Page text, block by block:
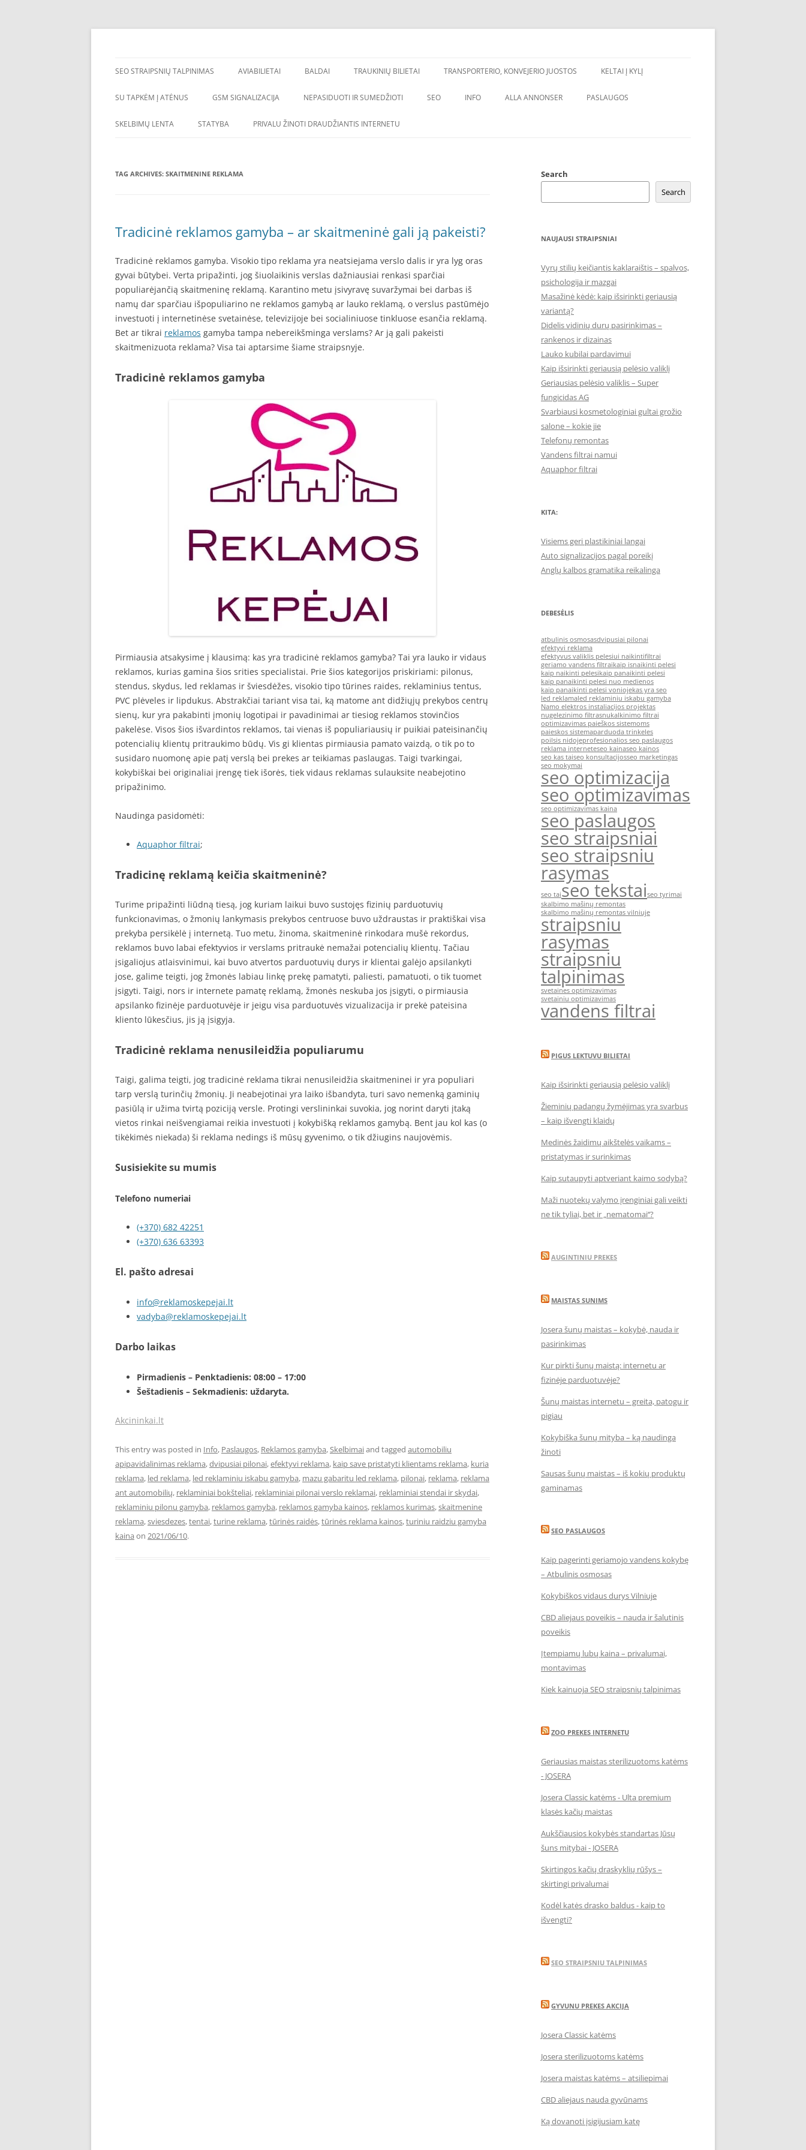
Skip
SEO STRAIPSNIŲ TALPINIMAS AVIABILIETAI BALDAI TRAUKINIŲ BILIETAI TRANSPORTERIO, KONVEJERIO JUOSTOS KELTAI Į KYLĮ
SU TAPKĖM Į ATĖNUS GSM SIGNALIZACIJA NEPASIDUOTI IR SUMEDŽIOTI SEO INFO ALLA ANNONSER PASLAUGOS
SKELBIMŲ LENTA STATYBA PRIVALU ŽINOTI DRAUDŽIANTIS INTERNETU
TAG ARCHIVES: SKAITMENINE REKLAMA
Tradicinė reklamos gamyba – ar skaitmeninė gali ją pakeisti?
Tradicinė reklamos gamyba. Visokio tipo reklama yra neatsiejama verslo dalis ir yra lyg oras
gyvai būtybei. Verta pripažinti, jog šiuolaikinis verslas dažniausiai renkasi sparčiai
populiarėjančią skaitmeninę reklamą. Karantino metu įsivyravę suvaržymai bei darbas iš
namų dar sparčiau išpopuliarino ne reklamos gamybą ar lauko reklamą, o verslus pastūmėjo
investuoti į internetinėse svetainėse, televizijoje bei socialiniuose tinkluose esančia reklamą.
Bet ar tikrai reklamos gamyba tampa nebereikšminga verslams? Ar ją gali pakeisti
skaitmenizuota reklama? Visa tai aptarsime šiame straipsnyje.
Tradicinė reklamos gamyba
Pirmiausia atsakysime į klausimą: kas yra tradicinė reklamos gamyba? Tai yra lauko ir vidaus
reklamos, kurias gamina šios srities specialistai. Prie šios kategorijos priskiriami: pilonus,
stendus, skydus, led reklamas ir šviesdėžes, visokio tipo tūrines raides, reklaminius tentus,
PVC plėveles ir lipdukus. Abstrakčiai tariant visa tai, ką matome ant didžiųjų prekybos centrų
sienų, kur yra pakabinti įmonių logotipai ir pavadinimai ar tiesiog reklamos stovinčios
pakelėse. Visos šios išvardintos reklamos, tai vienas iš populiariausių ir puikiai pateisinančių
potencialių klientų pritraukimo būdų. Vis gi klientas pirmiausia pamato vaizdą, o tik po to
susidaro nuomonę apie patį verslą bei prekes ar teikiamas paslaugas. Taigi tvarkingai,
kokybiškai bei originaliai įrengę tiek išorės, tiek vidaus reklamas sulauksite neabejotino
pripažinimo.
Naudinga pasidomėti:
Aquaphor filtrai;
Tradicinę reklamą keičia skaitmeninė?
Turime pripažinti liūdną tiesą, jog kuriam laikui buvo sustojęs fizinių parduotuvių
funkcionavimas, o žmonių lankymasis prekybos centruose buvo uždraustas ir praktiškai visa
prekyba persikėlė į internetą. Tuo metu, žinoma, skaitmeninė rinkodara mušė rekordus,
reklamos buvo labai efektyvios ir verslams pritraukė nemažai potencialių klientų. Tačiau
įsigaliojus atlaisvinimui, kai buvo atvertos parduotuvių durys ir klientai galėjo apsilankyti
jose, galime teigti, jog žmonės labiau linkę prekę pamatyti, paliesti, pamatuoti, o tik tuomet
įsigyti. Taigi, nors ir internete pamatę reklamą, žmonės neskuba jos įsigyti, o pirmiausia
apsilanko fizinėje parduotuvėje ir jeigu visa parduotuvės vizualizacija ir prekė pateisina
kliento lūkesčius, jis ją įsigyja.
Tradicinė reklama nenusileidžia populiarumu
Taigi, galima teigti, jog tradicinė reklama tikrai nenusileidžia skaitmeninei ir yra populiari
tarp verslą turinčių žmonių. Ji neabejotinai yra laiko išbandyta, turi savo nemenką gaminių
pasiūlą ir užima tvirtą poziciją versle. Protingi verslininkai suvokia, jog norint daryti įtaką
vietos rinkai neišvengiamai reikia investuoti į kokybišką reklamos gamybą. Bent jau kol kas (o
tikėkimės niekada) ši reklama nedings iš mūsų gyvenimo, o tik džiugins naujovėmis.
Susisiekite su mumis
Telefono numeriai
(+370) 682 42251
(+370) 636 63393
El. pašto adresai
info@reklamoskepejai.lt
vadyba@reklamoskepejai.lt
Darbo laikas
Pirmadienis – Penktadienis: 08:00 – 17:00
Šeštadienis – Sekmadienis: uždaryta.
Akcininkai.lt
This entry was posted in Info, Paslaugos, Reklamos gamyba,Skelbimaiand tagged automobiliu
apipavidalinimas reklama,dvipusiai pilonai,efektyvi reklama, kaip save pristatyti klientams reklama, kuria
reklama, led reklama, led reklaminiu iskabu gamyba, mazu gabaritu led reklama, pilonai, reklama, reklama
ant automobilių, reklaminiai bokšteliai, reklaminiai pilonai verslo reklamai, reklaminiai stendai ir skydai,
reklaminiu pilonu gamyba, reklamos gamyba, reklamos gamyba kainos, reklamos kurimas,skaitmenine
reklama,sviesdezes,tentai,turine reklama,tūrinės raidės,tūrinės reklama kainos,turiniu raidziu gamyba
kaina on 2021/06/10.
Search
Search
NAUJAUSI STRAIPSNIAI
Vyrų stilių keičiantis kaklaraištis – spalvos,
psichologija ir mazgai
Masažinė kėdė: kaip išsirinkti geriausią
variantą?
Didelis vidinių durų pasirinkimas –
rankenos ir dizainas
Lauko kubilai pardavimui
Kaip išsirinkti geriausią pelėsio valiklį
Geriausias pelėsio valiklis – Super
fungicidas AG
Svarbiausi kosmetologiniai gultai grožio
salone – kokie jie
Telefonų remontas
Vandens filtrai namui
Aquaphor filtrai
KITA:
Visiems geri plastikiniai langai
Auto signalizacijos pagal poreikį
Anglų kalbos gramatika reikalinga
DEBESĖLIS
atbulinis osmosasdvipusiai pilonai
efektyvi reklama
efektyvus valiklis pelesiui naikintifiltrai
geriamo vandens filtraikaip isnaikinti pelesi
kaip naikinti pelesikaip panaikinti pelesi
kaip panaikinti pelesi nuo medienos
kaip panaikinti pelesi voniojekas yra seo
led reklamaled reklaminiu iskabu gamyba
Namo elektros instaliacijos projektas
nugelezinimo filtrasnukalkinimo filtrai
optimizavimas paieškos sistemoms
paieskos sistemaparduoda trinkeles
poilsis nidojeprofesionalios seo paslaugos
reklama interneteseo kainaseo kainos
seo kas taiseo konsultacijosseo marketingas
seo mokymai
seo optimizacija
seo optimizavimas
seo optimizavimas kaina
seo paslaugos
seo straipsniai
seo straipsniu
rasymas
seo taiseo tekstaiseo tyrimai
skalbimo mašinų remontas
skalbimo mašinų remontas vilniuje
straipsniu
rasymas
straipsniu
talpinimas
svetaines optimizavimas
svetainiu optimizavimas
vandens filtrai
PIGUS LEKTUVU BILIETAI
Kaip išsirinkti geriausią pelėsio valiklį
Žieminių padangų žymėjimas yra svarbus
– kaip išvengti klaidų
Medinės žaidimų aikštelės vaikams –
pristatymas ir surinkimas
Kaip sutaupyti aptveriant kaimo sodybą?
Maži nuotekų valymo įrenginiai gali veikti
ne tik tyliai, bet ir „nematomai‘‘?
AUGINTINIU PREKES
MAISTAS SUNIMS
Josera šunų maistas – kokybė, nauda ir
pasirinkimas
Kur pirkti šunų maistą: internetu ar
fizinėje parduotuvėje?
Šunų maistas internetu – greita, patogu ir
pigiau
Kokybiška šunų mityba – ką naudinga
žinoti
Sausas šunų maistas – iš kokių produktų
gaminamas
SEO PASLAUGOS
Kaip pagerinti geriamojo vandens kokybę
– Atbulinis osmosas
Kokybiškos vidaus durys Vilniuje
CBD aliejaus poveikis – nauda ir šalutinis
poveikis
Įtempiamų lubų kaina – privalumai,
montavimas
Kiek kainuoja SEO straipsnių talpinimas
ZOO PREKES INTERNETU
Geriausias maistas sterilizuotoms katėms
- JOSERA
Josera Classic katėms - Ulta premium
klasės kačių maistas
Aukščiausios kokybės standartas Jūsų
šuns mitybai - JOSERA
Skirtingos kačių draskyklių rūšys –
skirtingi privalumai
Kodėl katės drasko baldus - kaip to
išvengti?
SEO STRAIPSNIU TALPINIMAS
GYVUNU PREKES AKCIJA
Josera Classic katėms
Josera sterilizuotoms katėms
Josera maistas katėms – atsiliepimai
CBD aliejaus nauda gyvūnams
Ką dovanoti įsigijusiam katę